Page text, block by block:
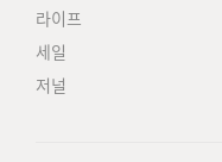
라이프
세일
저널